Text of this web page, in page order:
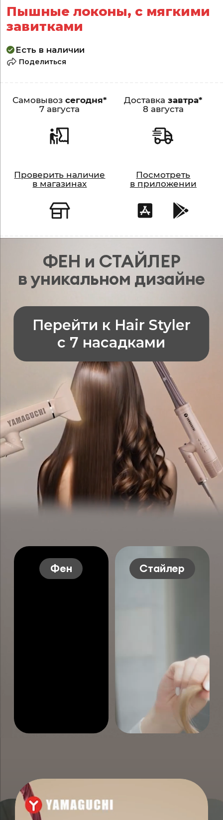
Пышные локоны, с мягкими
завитками
Есть в наличии
Поделиться
Самовывозсегодня*
7 августа
Доставказавтра*
8 августа
Проверить наличие
в магазинах
Посмотреть
в приложении
ФЕН и СТАЙЛЕР
в уникальном дизайне
Перейти к Hair Styler
с 7 насадками
Фен Стайлер